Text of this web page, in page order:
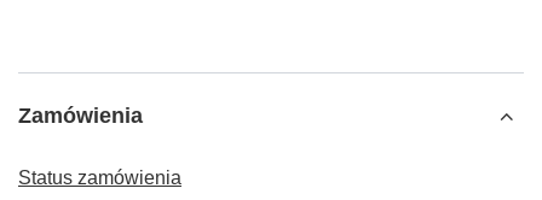
Zamówienia
Status zamówienia